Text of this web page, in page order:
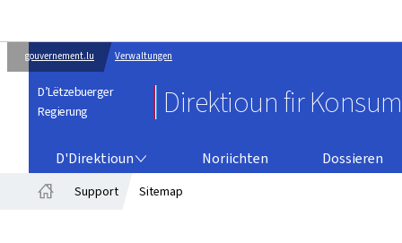
gouvernement.lu Verwaltungen
D’Lëtzebuerger
Regierung
Direktioun fir
D'Direktioun Noriichten Dossieren
Support Sitemap